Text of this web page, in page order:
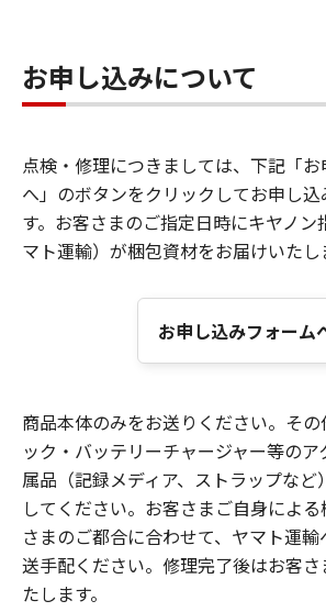
お申し込みについて
点検・修理につきましては、下記「
へ」のボタンをクリックしてお申し
す。お客さまのご指定日時にキヤノン
マト運輸）が梱包資材をお届けいたし
お申し込みフォーム
商品本体のみをお送りください。そ
ック・バッテリーチャージャー等の
属品（記録メディア、ストラップなど
してください。お客さまご自身によ
さまのご都合に合わせて、ヤマト運
送手配ください。修理完了後はお客
たします。